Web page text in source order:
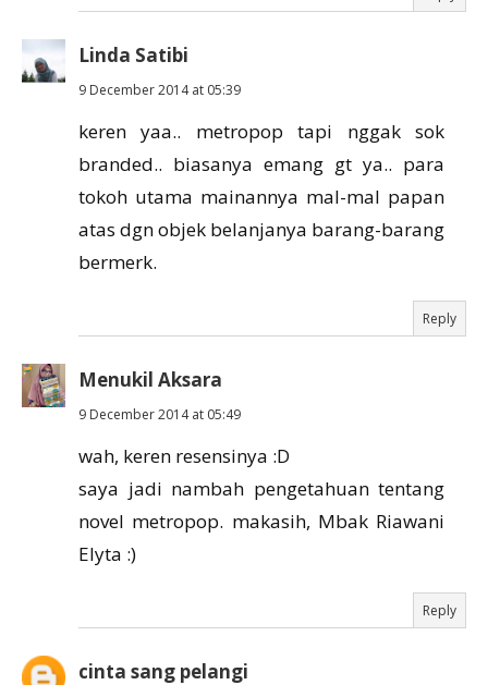
Linda Satibi
9 December 2014 at 05:39
keren yaa.. metropop tapi nggak sok
branded.. biasanya emang gt ya.. para
tokoh utama mainannya mal-mal papan
atas dgn objek belanjanya barang-barang
bermerk.
Reply
Menukil Aksara
9 December 2014 at 05:49
wah, keren resensinya :D
saya jadi nambah pengetahuan tentang
novel metropop. makasih, Mbak Riawani
Elyta :)
Reply
cinta sang pelangi